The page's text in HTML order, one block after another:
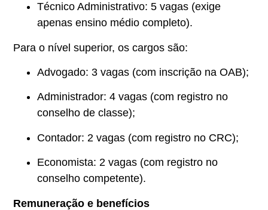
Técnico Administrativo: 5 vagas (exige
apenas ensino médio completo).
Para o nível superior, os cargos são:
Advogado: 3 vagas (com inscrição na OAB);
Administrador: 4 vagas (com registro no
conselho de classe);
Contador: 2 vagas (com registro no CRC);
Economista: 2 vagas (com registro no
conselho competente).
Remuneração e benefícios